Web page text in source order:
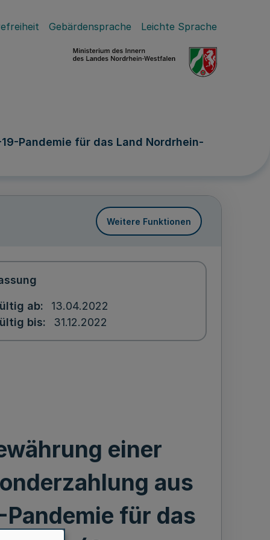
Gebärdensprache Leichte Sprache
Pandemie für das Land Nordrhein-
Weitere Funktionen
ab
13.04.2022
bis
31.12.2022
einer
aus
für das